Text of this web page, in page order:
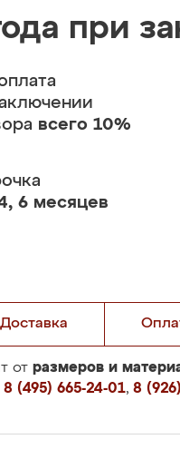
при
всего 10%
6 месяцев
Доставка
от размеров и
8 (495) 665-24-01, 8